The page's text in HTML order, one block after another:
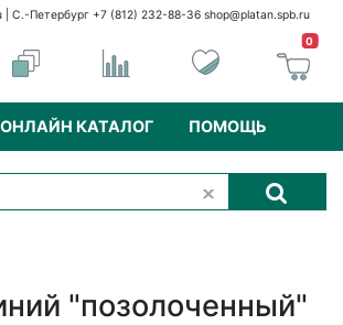
| С.-Петербург +7 (812) 232-88-36 shop@platan.spb.ru
0
ОНЛАЙН КАТАЛОГ ПОМОЩЬ
"позолоченный"